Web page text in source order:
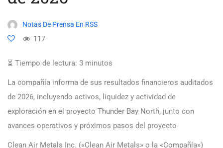
Notas De Prensa En RSS
117
⏳ Tiempo de lectura: 3 minutos
La compañía informa de sus resultados financieros auditados
de 2026, incluyendo activos, liquidez y actividad de
exploración en el proyecto Thunder Bay North, junto con
avances operativos y próximos pasos del proyecto
Clean Air Metals Inc. («Clean Air Metals» o la «Compañía»)